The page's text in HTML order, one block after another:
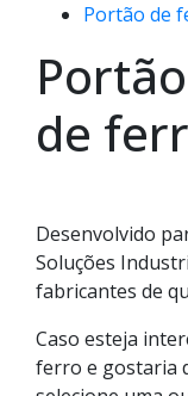
Portão de
de
Desenvolvido
Soluções
fabricantes de
Caso esteja
ferro e gostaria